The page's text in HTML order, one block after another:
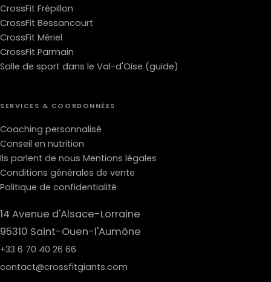
CrossFit Frépillon
CrossFit Bessancourt
CrossFit Mériel
CrossFit Parmain
Salle de sport dans le Val-d'Oise (guide)
SERVICES & COORDONNÉES
Coaching personnalisé
Conseil en nutrition
Ils parlent de nous Mentions légales
Conditions générales de vente
Politique de confidentialité
14 Avenue d'Alsace-Lorraine
95310 Saint-Ouen-l'Aumône
+33 6 70 40 26 66
contact@crossfitgiants.com